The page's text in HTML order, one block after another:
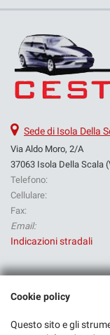
Sede di Isola Della
Via Aldo Moro, 2/A
37063 Isola Della Scala
Telefono:
Cellulare:
Fax:
Email:
Indicazioni stradali
Dati fiscali:
Via Camagre, 30, Isola
Cookie policy
Questo sito e gli